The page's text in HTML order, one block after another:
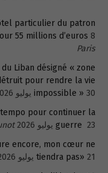
particulier du patron
55 millions d’euros 8 أغسطس 2026
Paris
Liban désigné « zone
pour rendre la vie
impossible » 30 يوليو 2026
pour continuer la
guerre 23 يوليو 2026
encore, mon cœur ne
tiendra pas» 21 يوليو 2026